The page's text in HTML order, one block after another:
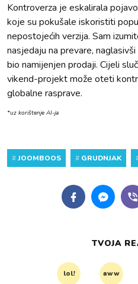
Kontroverza je eskalirala
koje su pokušale iskoristiti
nepostojećih verzija. Sam
nasjedaju na prevare,
bio namijenjen prodaji. Cijeli
vikend-projekt može oteti
globalne rasprave.
*uz korištenje AI-ja
#JOOMBOOS # GRUDNJAK
TVOJA
lol! aww